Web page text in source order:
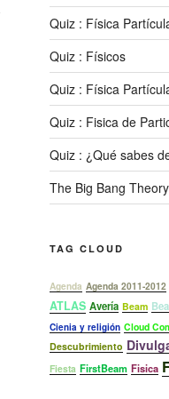
Quiz : Física
Quiz : Físicos
Quiz : Física
Quiz : Fisica de
Quiz : ¿Qué sabes
The Big Bang
TAG CLOUD
Agenda Agenda 2011-2012
ATLAS Avería Beam
Cienia y religión Cloud
Descubrimiento
Fiesta FirstBeam Fisica